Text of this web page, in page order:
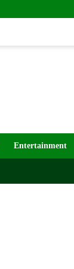
Entertainment